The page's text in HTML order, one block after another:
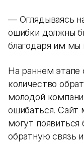
— Оглядываясь
ошибки должны
благодаря им мы
На раннем этапе
количество
молодой
ошибаться. Сайт
могут появиться
обратную связь